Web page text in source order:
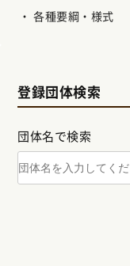
各種要綱・様式
登録団体検索
団体名で検索